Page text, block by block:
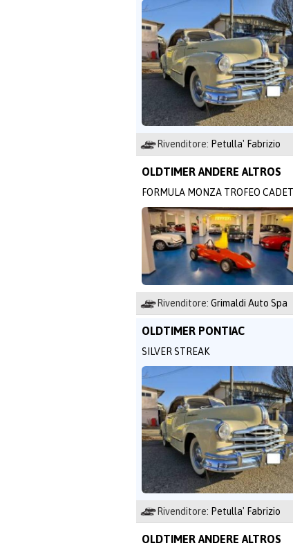
Rivenditore: Petulla' Fabrizio
OLDTIMER ANDERE ALTROS
FORMULA MONZA TROFEO
Rivenditore: Grimaldi Auto Spa
OLDTIMER PONTIAC
SILVER STREAK
Rivenditore: Petulla' Fabrizio
OLDTIMER ANDERE ALTROS